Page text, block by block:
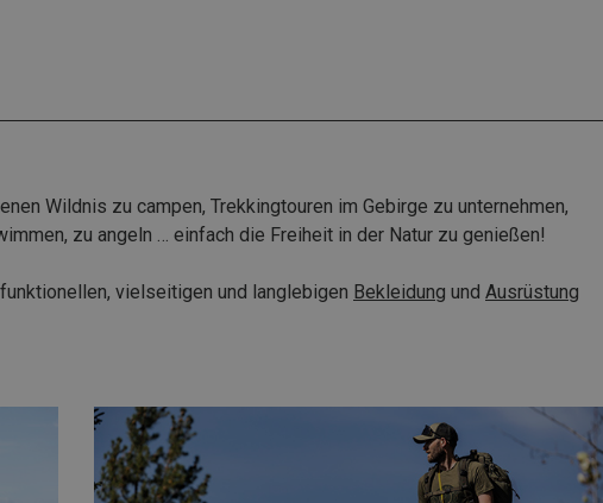
Wildnis zu campen, Trekkingtouren im Gebirge zu unternehmen,
zu angeln … einfach die Freiheit in der Natur zu genießen!
vielseitigen und langlebigen Bekleidung und Ausrüstung